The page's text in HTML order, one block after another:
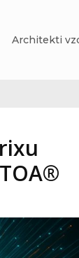
Architekti